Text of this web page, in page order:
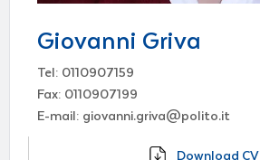
Giovanni Griva
Tel: 0110907159
Fax: 0110907199
E-mail: giovanni.griva@polito.it
Download CV